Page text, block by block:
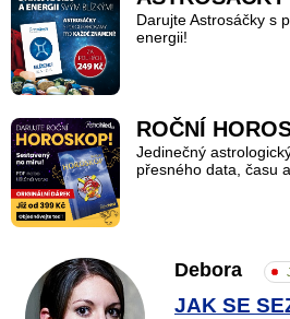
Darujte Astrosáčky s
energii!
ROČNÍ
Jedinečný
přesného data, času
Debora
JAK SE